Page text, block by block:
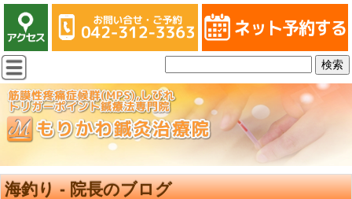
海釣り - 院長のブログ